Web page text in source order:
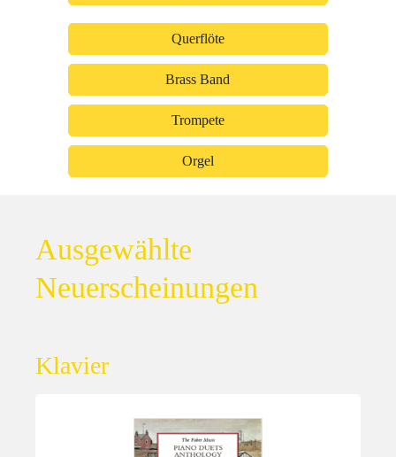
Querflöte
Brass Band
Trompete
Orgel
Ausgewählte
Neuerscheinungen
Klavier